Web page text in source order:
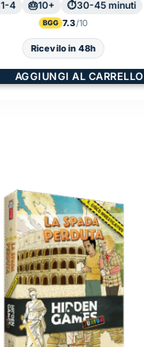
1-4 10+ 30-45 minuti
BGG 7.3
Ricevilo in 48h
AGGIUNGI AL CARRELLO